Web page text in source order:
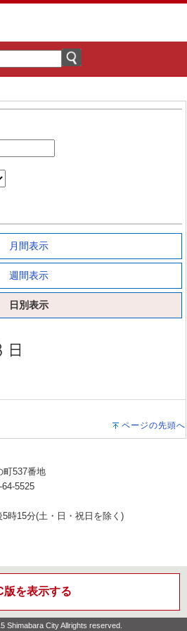
月間表示
週間表示
日別表示
ページの先頭へ
町537番地
5525
時15分(土・日・祝日を除く)
版を表示する
Shimabara City Allrights reserved.